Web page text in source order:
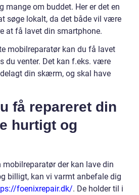
mange om buddet. Her er det en
søge lokalt, da det både vil være
at få lavet din smartphone.
mobilreparatør kan du få lavet
du venter. Det kan f.eks. være
din skærm, og skal have
få repareret din
hurtigt og
mobilreparatør der kan lave din
billigt, kan vi varmt anbefale dig
foenixrepair.dk/. De holder til i